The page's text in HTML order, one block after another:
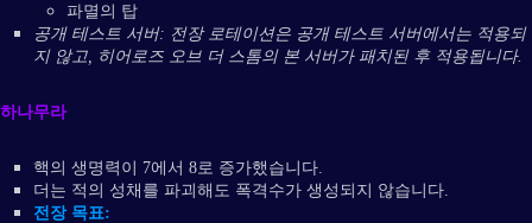
파멸의 탑
공개 테스트 서버: 전장 로테이션은 공개 테스트 서버에서는 적용되
지 않고, 히어로즈 오브 더 스톰의 본 서버가 패치된 후 적용됩니다.
하나무라
핵의 생명력이 7에서 8로 증가했습니다.
더는 적의 성채를 파괴해도 폭격수가 생성되지 않습니다.
전장 목표: